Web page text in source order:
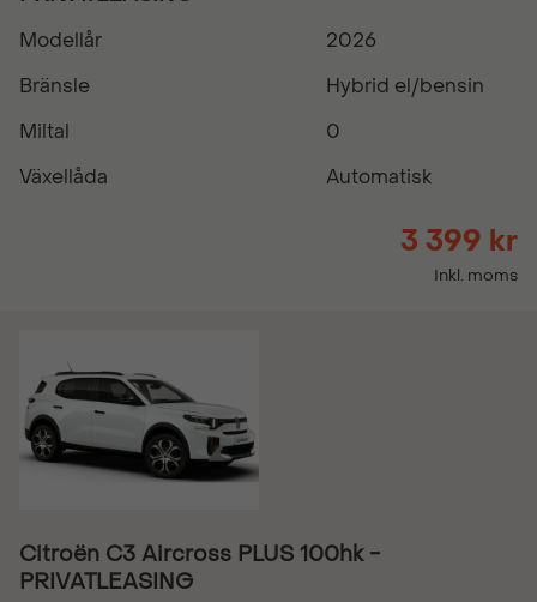
Modellår
2026
Bränsle
Hybrid el/bensin
Miltal
0
Växellåda
Automatisk
3 399 kr
Inkl. moms
Citroën C3 Aircross PLUS 100hk -
PRIVATLEASING